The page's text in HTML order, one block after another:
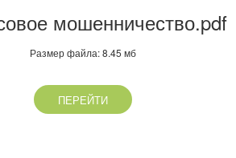
мошенничество.pdf
Размер файла: 8.45 мб
ПЕРЕЙТИ